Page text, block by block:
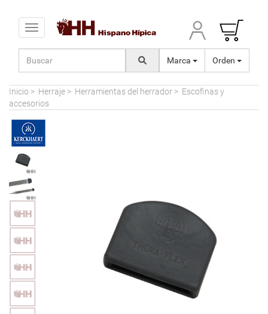
Toggle navigation
Marca Orden
Inicio > Herraje > Herramientas del herrador > Escofinas y
accesorios